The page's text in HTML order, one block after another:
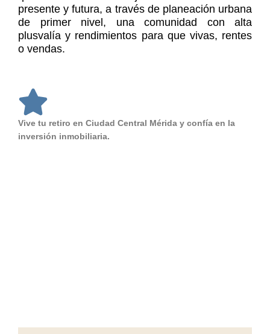
presente y futura, a través de planeación urbana
de primer nivel, una comunidad con alta
plusvalía y rendimientos para que vivas, rentes
o vendas.
Vive tu retiro en Ciudad Central Mérida y confía en la
inversión inmobiliaria.